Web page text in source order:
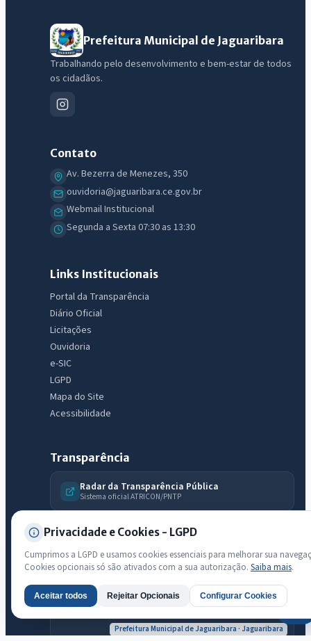
Prefeitura Municipal de Jaguaribara
Trabalhando pelo desenvolvimento e bem-estar de todos
os cidadãos.
Contato
Av. Bezerra de Menezes, 350
ouvidoria@jaguaribara.ce.gov.br
Webmail Institucional
Segunda a Sexta 07:30 as 13:30
Links Institucionais
Portal da Transparência
Diário Oficial
Licitações
Ouvidoria
e-SIC
LGPD
Mapa do Site
Acessibilidade
Transparência
Radar da Transparência Pública
Sistema oficial ATRICON/PNTP
Diagnóstico Atricon
Índice de transparência
Prefeitura Municipal de Jaguaribara · Jaguaribara
Privacidade e Cookies - LGPD
Cumprimos a LGPD e usamos cookies essenciais para melhorar sua
Cookies opcionais só são ativados com a sua autorização. Saiba mais.
Aceitar todos Rejeitar Opcionais Configurar Cookies
IntGest AI
Olá. Pergunte sobre serviços, notícias, legislação, Diário Oficial,
licitações, estrutura ou transparência do município.
Licitações abertas